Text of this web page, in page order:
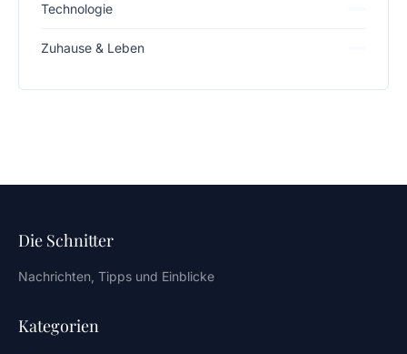
Technologie
Zuhause & Leben
Die Schnitter
Nachrichten, Tipps und Einblicke
Kategorien